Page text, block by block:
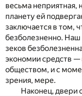
весьма неприятная,
планету ей
заключается в том,
безболезненно. Наш
зеков
экономии средств
обществом, и с
зрения, мере.
Наконец, двери